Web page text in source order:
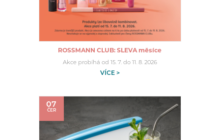
ROSSMANN CLUB: SLEVA měsíce
Akce probíhá od 15. 7. do 11. 8. 2026
VÍCE >
07
ČER